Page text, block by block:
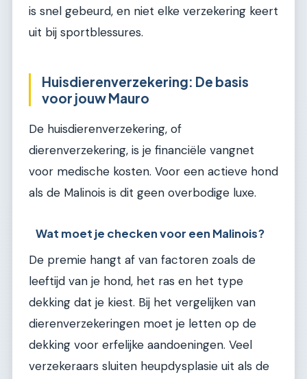
is snel gebeurd, en niet elke verzekering keert
uit bij sportblessures.
Huisdierenverzekering: De basis
voor jouw Mauro
De huisdierenverzekering, of
dierenverzekering, is je financiële vangnet
voor medische kosten. Voor een actieve hond
als de Malinois is dit geen overbodige luxe.
Wat moet je checken voor een Malinois?
De premie hangt af van factoren zoals de
leeftijd van je hond, het ras en het type
dekking dat je kiest. Bij het vergelijken van
dierenverzekeringen moet je letten op de
dekking voor erfelijke aandoeningen. Veel
verzekeraars sluiten heupdysplasie uit als de